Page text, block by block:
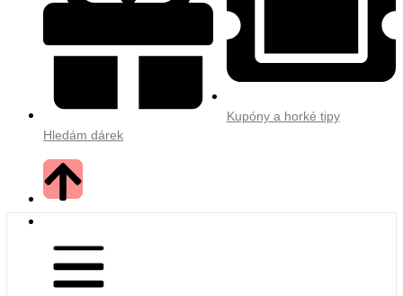
Hledám dárek
Kupóny a horké tipy